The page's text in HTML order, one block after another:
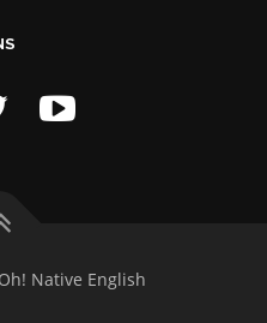
Native English